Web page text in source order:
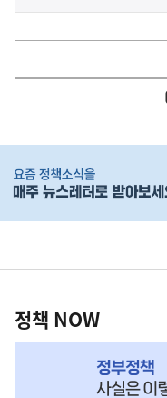
전
다
음
사
단
영
책
NOW,
정책 NOW